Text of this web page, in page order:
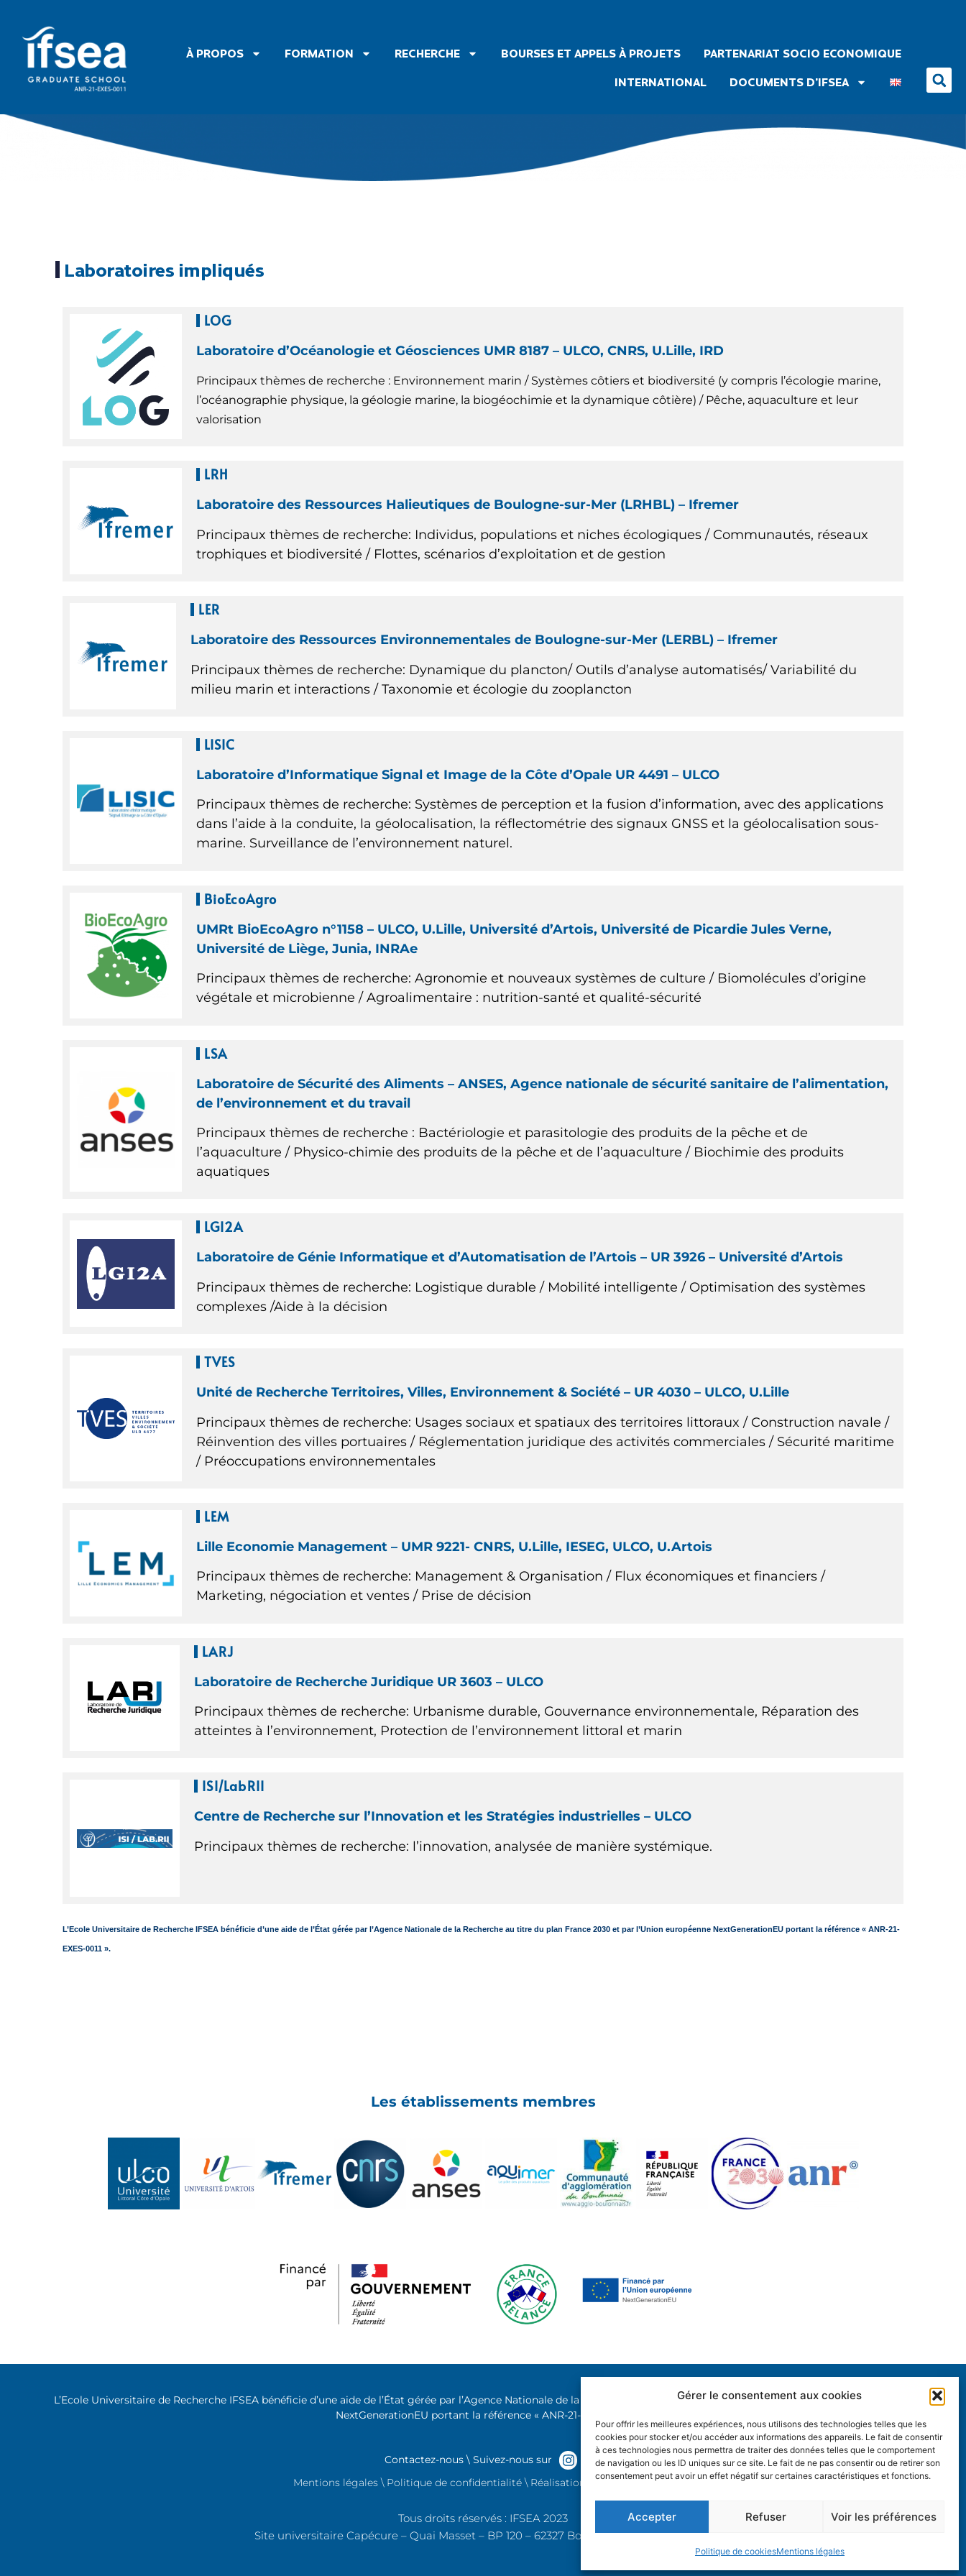
Gérer le consentement aux cookies
Pour offrir les meilleures expériences, nous utilisons des technologies telles que les
cookies pour stocker et/ou accéder aux informations des appareils. Le fait de consentir
à ces technologies nous permettra de traiter des données telles que le comportement
de navigation ou les ID uniques sur ce site. Le fait de ne pas consentir ou de retirer son
consentement peut avoir un effet négatif sur certaines caractéristiques et fonctions.
Accepter Refuser Voir les préférences
Politique de cookiesMentions légales
À PROPOS FORMATION RECHERCHE BOURSES ET APPELS À PROJETS
PARTENARIAT SOCIO ECONOMIQUE
INTERNATIONAL
DOCUMENTS D’IFSEA
Laboratoires impliqués
LOG
Laboratoire d’Océanologie et Géosciences UMR 8187 – ULCO, CNRS, U.Lille, IRD
Principaux thèmes de recherche : Environnement marin / Systèmes côtiers et biodiversité (y compris l’écologie marine,
l’océanographie physique, la géologie marine, la biogéochimie et la dynamique côtière) / Pêche, aquaculture et leur
valorisation
LRH
Laboratoire des Ressources Halieutiques de Boulogne-sur-Mer (LRHBL) – Ifremer
Principaux thèmes de recherche: Individus, populations et niches écologiques / Communautés, réseaux
trophiques et biodiversité / Flottes, scénarios d’exploitation et de gestion
LER
Laboratoire des Ressources Environnementales de Boulogne-sur-Mer (LERBL) – Ifremer
Principaux thèmes de recherche: Dynamique du plancton/ Outils d’analyse automatisés/ Variabilité du
milieu marin et interactions / Taxonomie et écologie du zooplancton
LISIC
Laboratoire d’Informatique Signal et Image de la Côte d’Opale UR 4491 – ULCO
Principaux thèmes de recherche: Systèmes de perception et la fusion d’information, avec des applications
dans l’aide à la conduite, la géolocalisation, la réflectométrie des signaux GNSS et la géolocalisation sous-
marine. Surveillance de l’environnement naturel.
BioEcoAgro
UMRt BioEcoAgro n°1158 – ULCO, U.Lille, Université d’Artois, Université de Picardie Jules Verne,
Université de Liège, Junia, INRAe
Principaux thèmes de recherche: Agronomie et nouveaux systèmes de culture / Biomolécules d’origine
végétale et microbienne / Agroalimentaire : nutrition-santé et qualité-sécurité
LSA
Laboratoire de Sécurité des Aliments – ANSES, Agence nationale de sécurité sanitaire de l’alimentation,
de l’environnement et du travail
Principaux thèmes de recherche : Bactériologie et parasitologie des produits de la pêche et de
l’aquaculture / Physico-chimie des produits de la pêche et de l’aquaculture / Biochimie des produits
aquatiques
LGI2A
Laboratoire de Génie Informatique et d’Automatisation de l’Artois – UR 3926 – Université d’Artois
Principaux thèmes de recherche: Logistique durable / Mobilité intelligente / Optimisation des systèmes
complexes /Aide à la décision
TVES
Unité de Recherche Territoires, Villes, Environnement & Société – UR 4030 – ULCO, U.Lille
Principaux thèmes de recherche: Usages sociaux et spatiaux des territoires littoraux / Construction navale /
Réinvention des villes portuaires / Réglementation juridique des activités commerciales / Sécurité maritime
/ Préoccupations environnementales
LEM
Lille Economie Management – UMR 9221- CNRS, U.Lille, IESEG, ULCO, U.Artois
Principaux thèmes de recherche: Management & Organisation / Flux économiques et financiers /
Marketing, négociation et ventes / Prise de décision
LARJ
Laboratoire de Recherche Juridique UR 3603 – ULCO
Principaux thèmes de recherche: Urbanisme durable, Gouvernance environnementale, Réparation des
atteintes à l’environnement, Protection de l’environnement littoral et marin
ISI/LabRII
Centre de Recherche sur l’Innovation et les Stratégies industrielles – ULCO
Principaux thèmes de recherche: l’innovation, analysée de manière systémique.
L’Ecole Universitaire de Recherche IFSEA bénéficie d’une aide de l’État gérée par l’Agence Nationale de la Recherche au titre du plan France 2030 et par l’Union européenne NextGenerationEU portant la référence « ANR-21-
EXES-0011 ».
Les établissements membres
L’Ecole Universitaire de Recherche IFSEA bénéficie d’une aide de l’État gérée par l’Agence Nationale de la Recherche au titre du plan France 2030 et par l’Union européenne
NextGenerationEU portant la référence « ANR-21-EXES-0011
Contactez-nous\ Suivez-nous sur
Mentions légales \ Politique de confidentialité \ Réalisation du site Web : DSI
Tous droits réservés : IFSEA 2023
Site universitaire Capécure – Quai Masset – BP 120 – 62327 Boulogne-sur-Mer– France